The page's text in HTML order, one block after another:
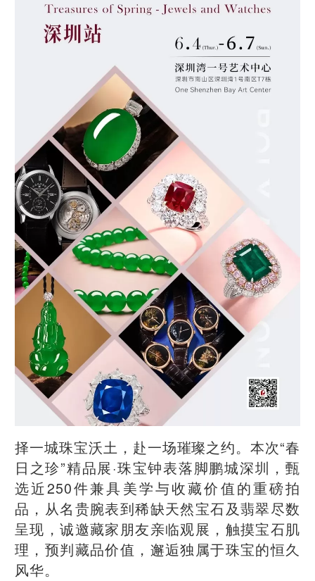
择一城珠宝沃土，赴一场璀璨之约。本次“春
日之珍”精品展·珠宝钟表落脚鹏城深圳，甄
选近250件兼具美学与收藏价值的重磅拍
品，从名贵腕表到稀缺天然宝石及翡翠尽数
呈现，诚邀藏家朋友亲临观展，触摸宝石肌
理，预判藏品价值，邂逅独属于珠宝的恒久
风华。